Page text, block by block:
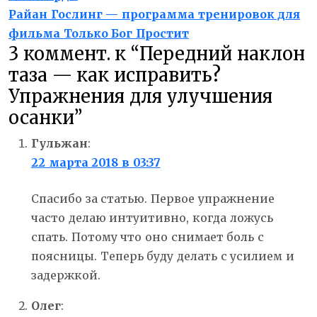
по
записям
post:
Next
post:
Райан Гослинг — программа тренировок для
фильма Только Бог Простит
3 коммент. к “Передний наклон
таза — как исправить?
Упражнения для улучшения
осанки”
Гульжан:
22 марта 2018 в 03:37
Спасибо за статью. Первое упражнение
часто делаю интуитивно, когда ложусь
спать. Потому что оно снимает боль с
поясницы. Теперь буду делать с усилием и
задержкой.
Олег: